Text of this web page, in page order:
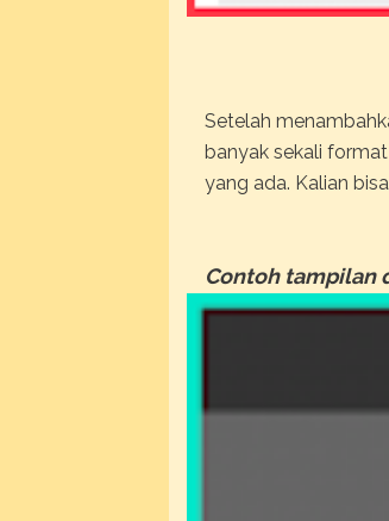
Setelah
banyak sekali
yang ada. Kalian
Contoh tampilan